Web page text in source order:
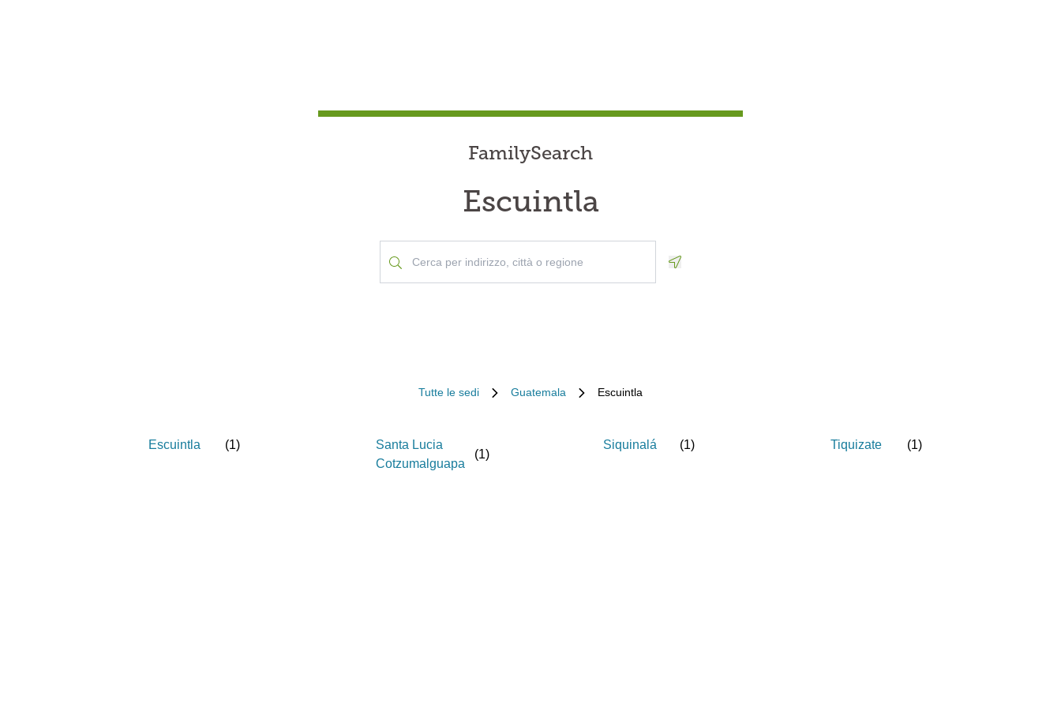
FamilySearch
Escuintla
Tutte le sedi Guatemala Escuintla
Escuintla (1)
Santa Lucia
Cotzumalguapa
(1)
Siquinalá (1) Tiquizate (1)